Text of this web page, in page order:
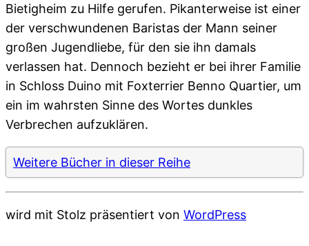
Bietigheim zu Hilfe gerufen. Pikanterweise ist einer
der verschwundenen Baristas der Mann seiner
großen Jugendliebe, für den sie ihn damals
verlassen hat. Dennoch bezieht er bei ihrer Familie
in Schloss Duino mit Foxterrier Benno Quartier, um
ein im wahrsten Sinne des Wortes dunkles
Verbrechen aufzuklären.
Weitere Bücher in dieser Reihe
wird mit Stolz präsentiert von WordPress